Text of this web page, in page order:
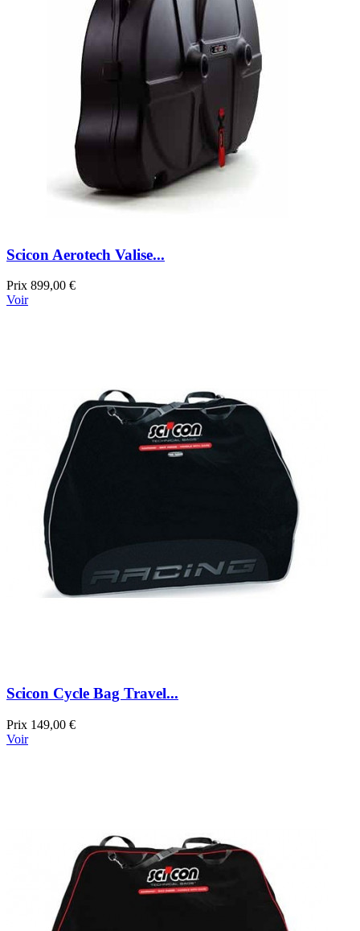
Scicon Aerotech Valise...
Prix 899,00 €
Voir
Scicon Cycle Bag Travel...
Prix 149,00 €
Voir